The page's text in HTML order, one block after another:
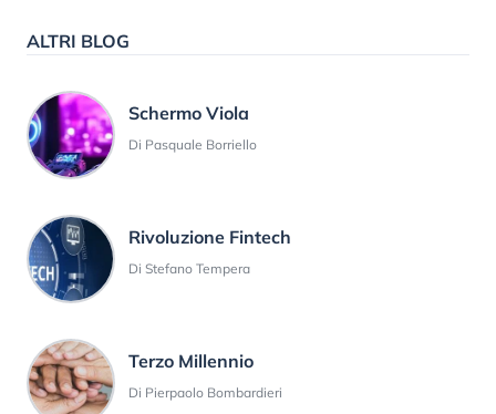
ALTRI BLOG
Schermo Viola
Di Pasquale Borriello
Rivoluzione Fintech
Di Stefano Tempera
Terzo Millennio
Di Pierpaolo Bombardieri